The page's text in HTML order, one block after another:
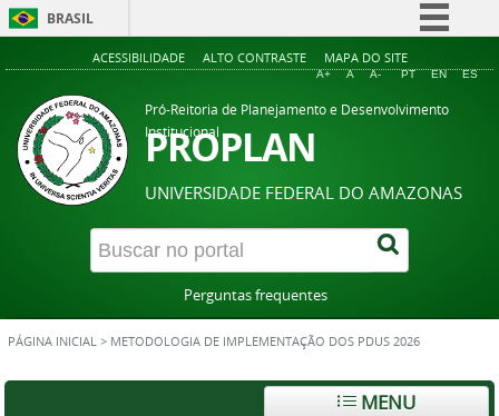
BRASIL
Simplifique!
Acesso à informação
Legislação
Canais
ACESSIBILIDADE ALTO CONTRASTE MAPA DO SITE
A+ A A- PT EN ES
Pró-Reitoria de Planejamento e Desenvolvimento
Institucional
PROPLAN
UNIVERSIDADE FEDERAL DO AMAZONAS
Perguntas frequentes
PÁGINA INICIAL > METODOLOGIA DE IMPLEMENTAÇÃO DOS PDUS 2026
MENU